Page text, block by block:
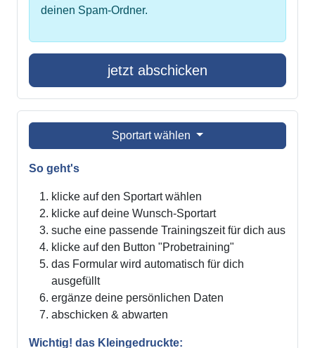
deinen Spam-Ordner.
jetzt abschicken
Sportart wählen
So geht's
klicke auf den Sportart wählen
klicke auf deine Wunsch-Sportart
suche eine passende Trainingszeit für dich aus
klicke auf den Button "Probetraining"
das Formular wird automatisch für dich
ausgefüllt
ergänze deine persönlichen Daten
abschicken & abwarten
Wichtig! das Kleingedruckte: